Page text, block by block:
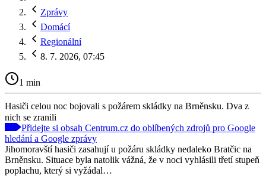
Zprávy
Domácí
Regionální
8. 7. 2026, 07:45
1 min
Hasiči celou noc bojovali s požárem skládky na Brněnsku. Dva z
nich se zranili
Přidejte si obsah Centrum.cz do oblíbených zdrojů pro Google
hledání a Google zprávy
Jihomoravští hasiči zasahují u požáru skládky nedaleko Bratčic na
Brněnsku. Situace byla natolik vážná, že v noci vyhlásili třetí stupeň
poplachu, který si vyžádal…